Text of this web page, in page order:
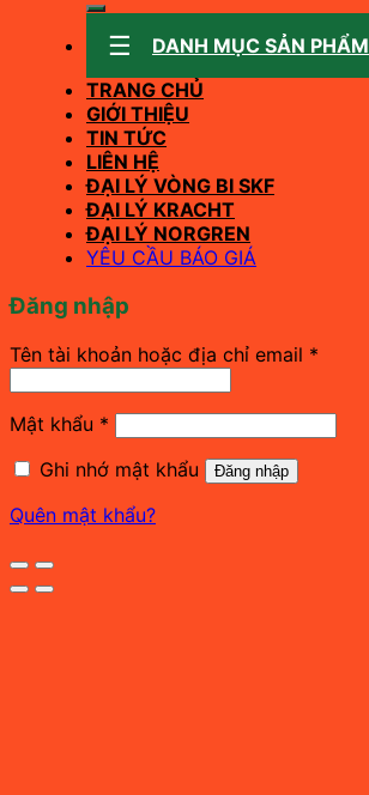
DANH MỤC SẢN PHẨM
TRANG CHỦ
GIỚI THIỆU
TIN TỨC
LIÊN HỆ
ĐẠI LÝ VÒNG BI SKF
ĐẠI LÝ KRACHT
ĐẠI LÝ NORGREN
YÊU CẦU BÁO GIÁ
Đăng nhập
Tên tài khoản hoặc địa chỉ email *
Mật khẩu * Bắt
buộc
Ghi nhớ mật khẩu
Đăng nhập
Quên mật khẩu?